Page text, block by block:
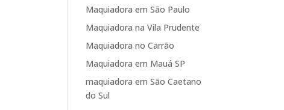
Maquiadora em São Paulo
Maquiadora na Vila Prudente
Maquiadora no Carrão
Maquiadora em Mauá SP
maquiadora em São Caetano
do Sul